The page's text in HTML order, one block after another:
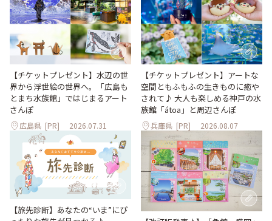
【チケットプレゼント】水辺の世
界から浮世絵の世界へ。「広島も
とまち水族館」ではじまるアート
さんぽ
広島県 [PR] 2026.07.31
【チケットプレゼント】アートな
空間ともふもふの生きものに癒や
されて♪ 大人も楽しめる神戸の水
族館「átoa」と周辺さんぽ
兵庫県 [PR] 2026.08.07
【旅先診断】あなたの“いま”にぴ